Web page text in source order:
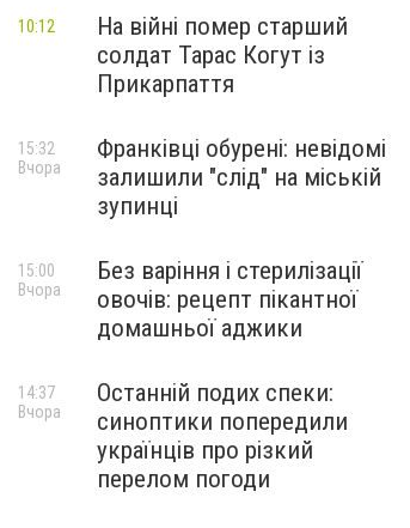
На війні помер старший
солдат Тарас Когут із
Прикарпаття
10:12
Франківці обурені: невідомі
залишили "слід" на міській
зупинці
15:32
Вчора
Без варіння і стерилізації
овочів: рецепт пікантної
домашньої аджики
15:00
Вчора
Останній подих спеки:
синоптики попередили
українців про різкий
перелом погоди
14:37
Вчора